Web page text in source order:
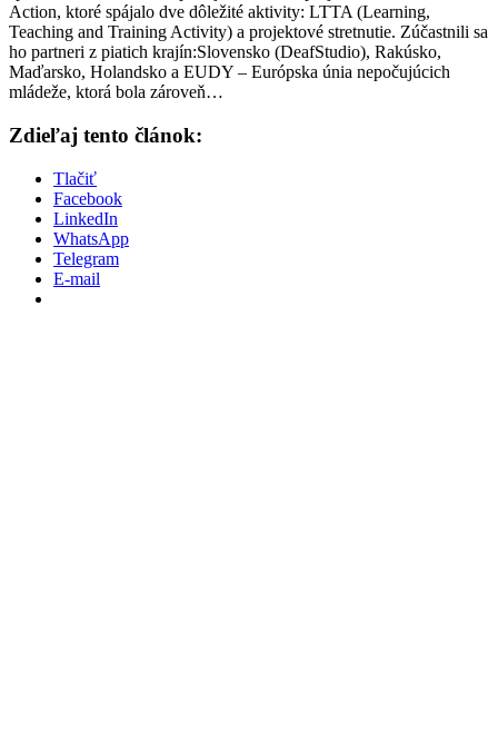
Action, ktoré spájalo dve dôležité aktivity: LTTA (Learning,
Teaching and Training Activity) a projektové stretnutie. Zúčastnili sa
ho partneri z piatich krajín:Slovensko (DeafStudio), Rakúsko,
Maďarsko, Holandsko a EUDY – Európska únia nepočujúcich
mládeže, ktorá bola zároveň…
Zdieľaj tento článok:
Tlačiť
Facebook
LinkedIn
WhatsApp
Telegram
E-mail